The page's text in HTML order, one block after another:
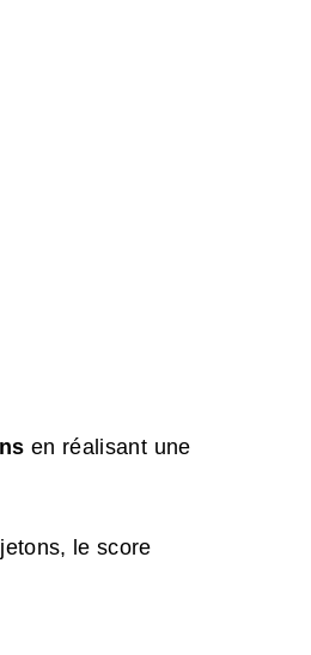
en réalisant une
le score